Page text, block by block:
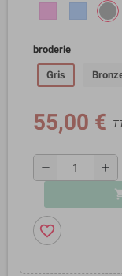
broderie
Gris
55,00 €
remove add
favorite_border